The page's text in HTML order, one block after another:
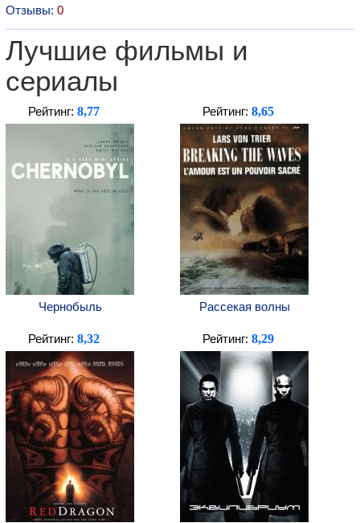
Отзывы: 0
Лучшие фильмы и
сериалы
Рейтинг: 8,77
Чернобыль
Рейтинг: 8,65
Рассекая волны
Рейтинг: 8,32 Рейтинг: 8,29